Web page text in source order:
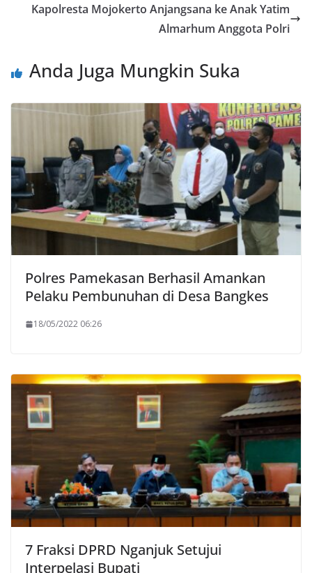
Kapolresta Mojokerto Anjangsana ke Anak Yatim
Almarhum Anggota Polri
Anda Juga Mungkin Suka
Polres Pamekasan Berhasil Amankan
Pelaku Pembunuhan di Desa Bangkes
18/05/2022 06:26
7 Fraksi DPRD Nganjuk Setujui
Interpelasi Bupati